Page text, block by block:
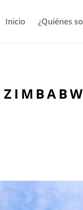
Inicio ¿Quiénes